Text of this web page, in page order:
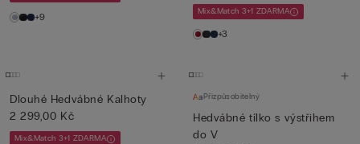
+9 Mix&Match 3+1 ZDARMA
+3
Dlouhé Hedvábné Kalhoty
2 299,00 Kč
Mix&Match 3+1 ZDARMA
Přizpůsobitelný
Hedvábné tílko s výstřihem
do V